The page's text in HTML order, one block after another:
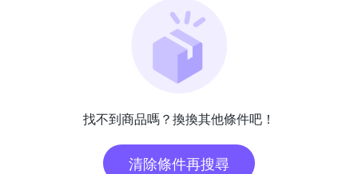
找不到商品嗎？換換其他條件吧！
清除條件再搜尋